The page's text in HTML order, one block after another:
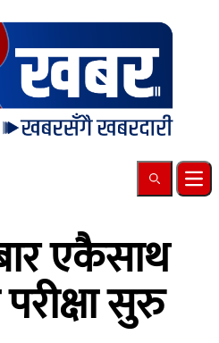
Search
एकैसाथ
सुरु